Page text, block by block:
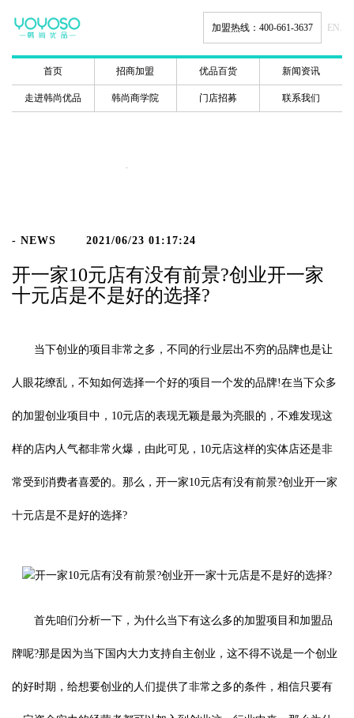
加盟热线：400-661-3637 EN.
首页 招商加盟 优品百货 新闻资讯
走进韩尚优品 韩尚商学院 门店招募 联系我们
- NEWS 2021/06/23 01:17:24
开一家10元店有没有前景?创业开一家
十元店是不是好的选择?
当下创业的项目非常之多，不同的行业层出不穷的品牌也是让
人眼花缭乱，不知如何选择一个好的项目一个发的品牌!在当下众多
的加盟创业项目中，10元店的表现无颖是最为亮眼的，不难发现这
样的店内人气都非常火爆，由此可见，10元店这样的实体店还是非
常受到消费者喜爱的。那么，开一家10元店有没有前景?创业开一家
十元店是不是好的选择?
首先咱们分析一下，为什么当下有这么多的加盟项目和加盟品
牌呢?那是因为当下国内大力支持自主创业，这不得不说是一个创业
的好时期，给想要创业的人们提供了非常之多的条件，相信只要有